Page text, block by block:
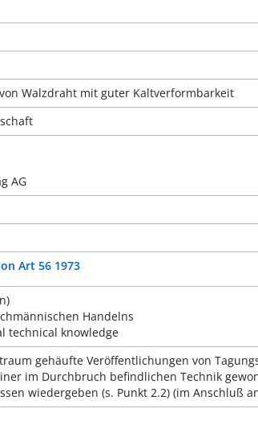
Walzdraht mit guter Kaltverformbarkeit
AG
Art 56 1973
Handelns
technical knowledge
gehäufte Veröffentlichungen von
im Durchbruch befindlichen Technik
wiedergeben (s. Punkt 2.2) (im Anschluß